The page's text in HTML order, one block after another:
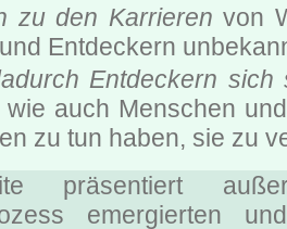
zu den Karrieren von
Entdeckern
Entdeckern sich
wie auch Menschen
zu tun haben, sie zu
präsentiert
emergierten